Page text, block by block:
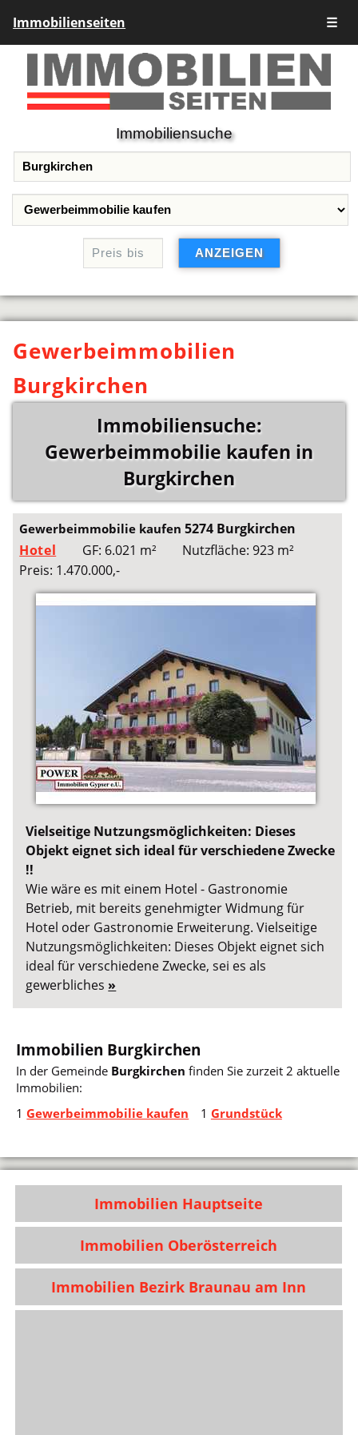
Immobilienseiten ☰
Immobiliensuche
Gewerbeimmobilien
Burgkirchen
Immobiliensuche:
Gewerbeimmobilie kaufen in
Burgkirchen
Gewerbeimmobilie kaufen5274 Burgkirchen
Hotel
GF: 6.021 m²
Nutzfläche: 923 m²
Preis: 1.470.000,-
Vielseitige Nutzungsmöglichkeiten: Dieses
Objekt eignet sich ideal für verschiedene Zwecke
!!
Wie wäre es mit einem Hotel - Gastronomie
Betrieb, mit bereits genehmigter Widmung für
Hotel oder Gastronomie Erweiterung. Vielseitige
Nutzungsmöglichkeiten: Dieses Objekt eignet sich
ideal für verschiedene Zwecke, sei es als
gewerbliches »
Immobilien Burgkirchen
In der Gemeinde Burgkirchen finden Sie zurzeit 2 aktuelle
Immobilien:
1Gewerbeimmobilie kaufen 1 Grundstück
Immobilien Hauptseite
Immobilien Oberösterreich
Immobilien Bezirk Braunau am Inn